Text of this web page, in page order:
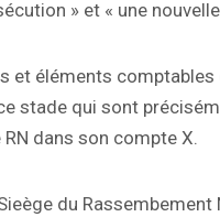
» et « une
et éléments
stade qui sont
dans son compte X.
du